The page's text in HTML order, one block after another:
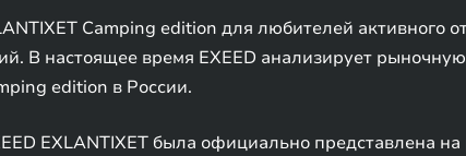
Camping edition для любителей активного
В настоящее время EXEED анализирует
edition в России.
EXLANTIXET была официально представлена